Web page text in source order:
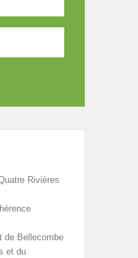
Rivières
de Bellecombe
et du